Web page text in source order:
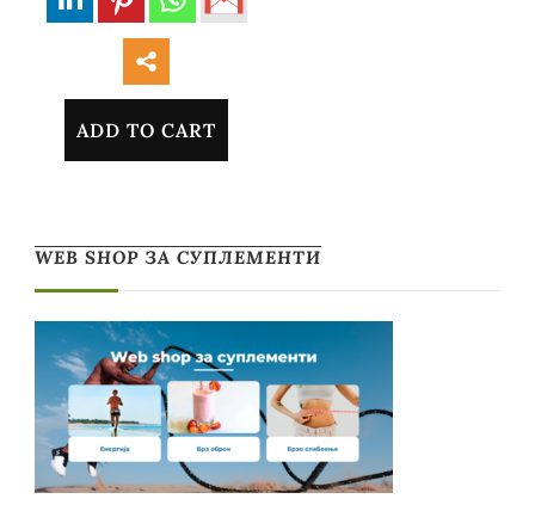
ADD TO CART
WEB SHOP ЗА СУПЛЕМЕНТИ